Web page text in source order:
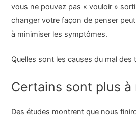
vous ne pouvez pas « vouloir »
changer votre façon de penser
à minimiser les symptômes.
Quelles sont les causes du mal des
Certains sont plus à
Des études montrent que nous